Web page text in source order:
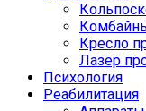
Кресло
Лазер
Психология
Реабилитация